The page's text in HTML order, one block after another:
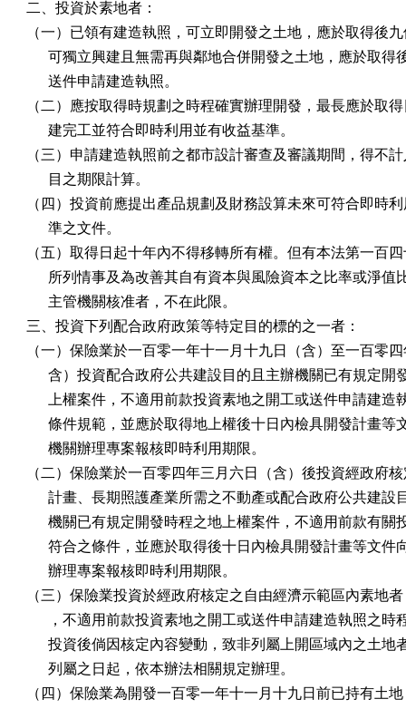
二、投資於素地者：
（一）已領有建造執照，可立即開發之土地，應於取得後
可獨立興建且無需再與鄰地合併開發之土地，應於取得
      送件申請建造執照。
（二）應按取得時規劃之時程確實辦理開發，最長應於取
      建完工並符合即時利用並有收益基準。
（三）申請建造執照前之都市設計審查及審議期間，得不
      目之期限計算。
（四）投資前應提出產品規劃及財務設算未來可符合即時
      準之文件。
（五）取得日起十年內不得移轉所有權。但有本法第一百
所列情事及為改善其自有資本與風險資本之比率或淨值
      主管機關核准者，不在此限。
三、投資下列配合政府政策等特定目的標的之一者：
（一）保險業於一百零一年十一月十九日（含）至一百零
含）投資配合政府公共建設目的且主辦機關已有規定開
上權案件，不適用前款投資素地之開工或送件申請建造
條件規範，並應於取得地上權後十日內檢具開發計畫等
      機關辦理專案報核即時利用期限。
（二）保險業於一百零四年三月六日（含）後投資經政府
計畫、長期照護產業所需之不動產或配合政府公共建設
機關已有規定開發時程之地上權案件，不適用前款有關
符合之條件，並應於取得後十日內檢具開發計畫等文件
      辦理專案報核即時利用期限。
（三）保險業投資於經政府核定之自由經濟示範區內素地
，不適用前款投資素地之開工或送件申請建造執照之時
投資後倘因核定內容變動，致非列屬上開區域內之土地
      列屬之日起，依本辦法相關規定辦理。
（四）保險業為開發一百零一年十一月十九日前已持有土